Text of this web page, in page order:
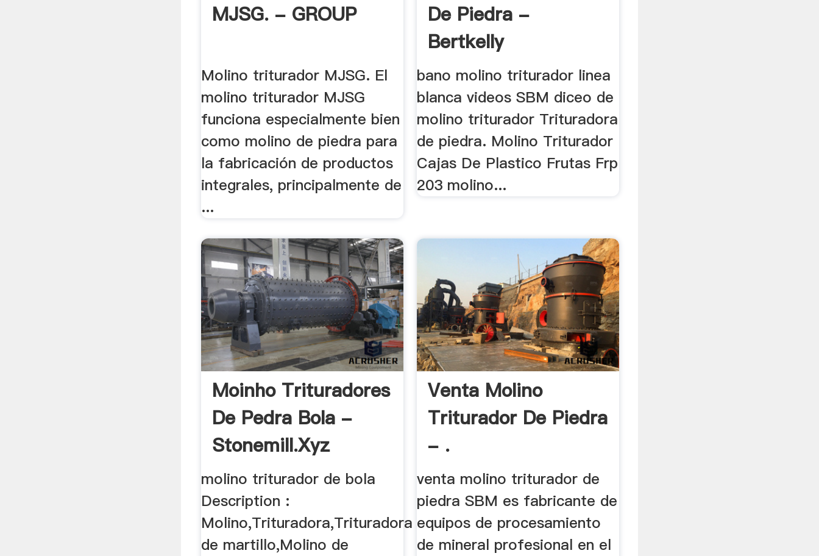
MJSG. - GROUP
Molino triturador MJSG. El
molino triturador MJSG
funciona especialmente bien
como molino de piedra para
la fabricación de productos
integrales, principalmente de
...
De Piedra -
Bertkelly
bano molino triturador linea
blanca videos SBM diceo de
molino triturador Trituradora
de piedra. Molino Triturador
Cajas De Plastico Frutas Frp
203 molino...
Moinho Trituradores
De Pedra Bola -
Stonemill.xyz
molino triturador de bola
Description :
Molino,Trituradora,Trituradora
de martillo,Molino de
Venta Molino
Triturador De Piedra
- .
venta molino triturador de
piedra SBM es fabricante de
equipos de procesamiento
de mineral profesional en el